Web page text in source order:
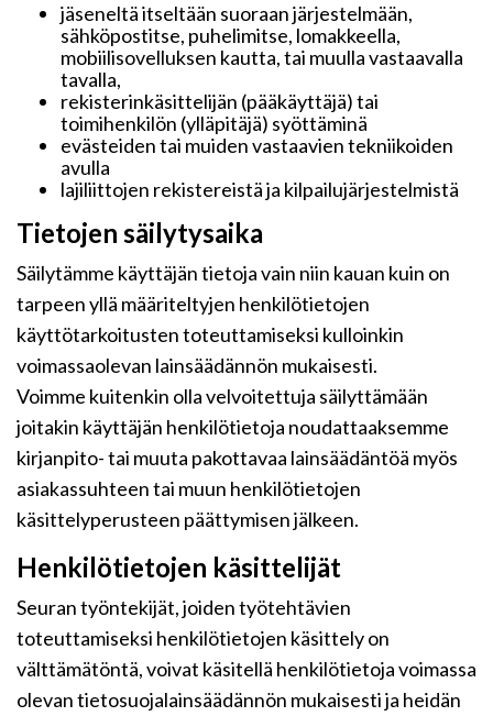
jäseneltä itseltään suoraan järjestelmään,
sähköpostitse, puhelimitse, lomakkeella,
mobiilisovelluksen kautta, tai muulla vastaavalla
tavalla,
rekisterinkäsittelijän (pääkäyttäjä) tai
toimihenkilön (ylläpitäjä) syöttäminä
evästeiden tai muiden vastaavien tekniikoiden
avulla
lajiliittojen rekistereistä ja kilpailujärjestelmistä
Tietojen säilytysaika
Säilytämme käyttäjän tietoja vain niin kauan kuin on
tarpeen yllä määriteltyjen henkilötietojen
käyttötarkoitusten toteuttamiseksi kulloinkin
voimassaolevan lainsäädännön mukaisesti.
Voimme kuitenkin olla velvoitettuja säilyttämään
joitakin käyttäjän henkilötietoja noudattaaksemme
kirjanpito- tai muuta pakottavaa lainsäädäntöä myös
asiakassuhteen tai muun henkilötietojen
käsittelyperusteen päättymisen jälkeen.
Henkilötietojen käsittelijät
Seuran työntekijät, joiden työtehtävien
toteuttamiseksi henkilötietojen käsittely on
välttämätöntä, voivat käsitellä henkilötietoja voimassa
olevan tietosuojalainsäädännön mukaisesti ja heidän